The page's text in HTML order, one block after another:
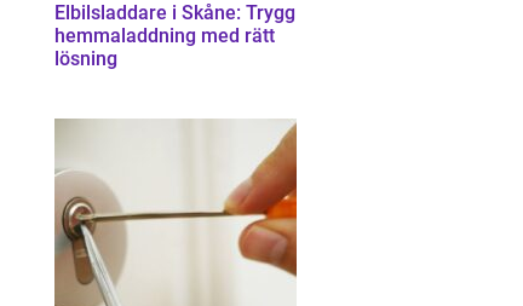
Elbilsladdare i Skåne: Trygg
hemmaladdning med rätt
lösning